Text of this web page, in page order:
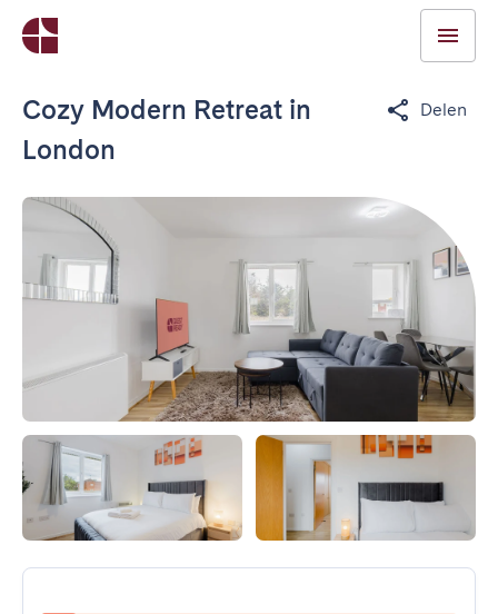
Cozy Modern Retreat in
London
Delen